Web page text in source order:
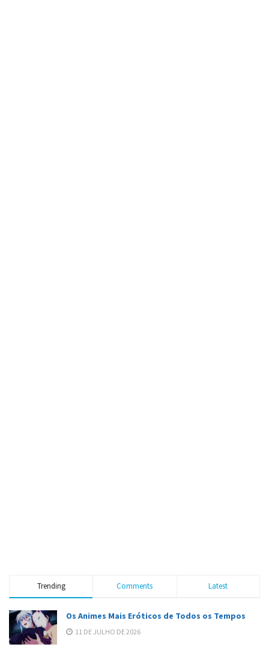
Trending Comments Latest
Os Animes Mais Eróticos de Todos os Tempos
11 DE JULHO DE 2026